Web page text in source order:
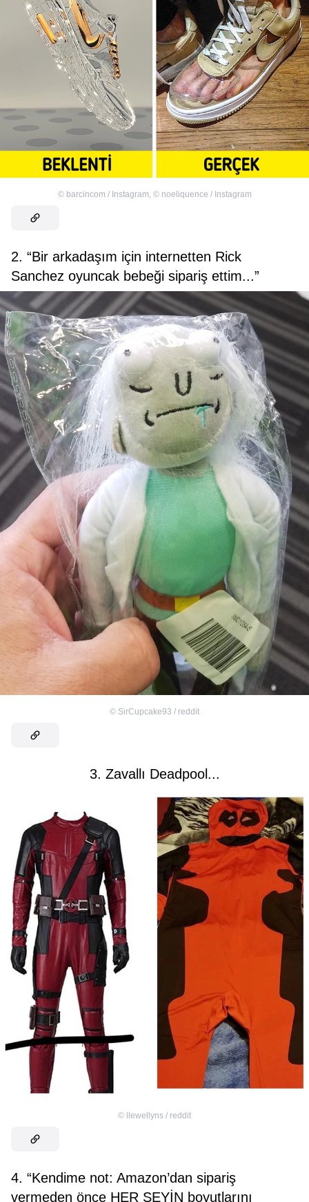
© barcincom / Instagram, © noeliquence / Instagram
2. “Bir arkadaşım için internetten Rick
Sanchez oyuncak bebeği sipariş ettim...”
© SirCupcake93 / reddit
3. Zavallı Deadpool...
© llewellyns / reddit
4. “Kendime not: Amazon’dan sipariş
vermeden önce HER ŞEYİN boyutlarını